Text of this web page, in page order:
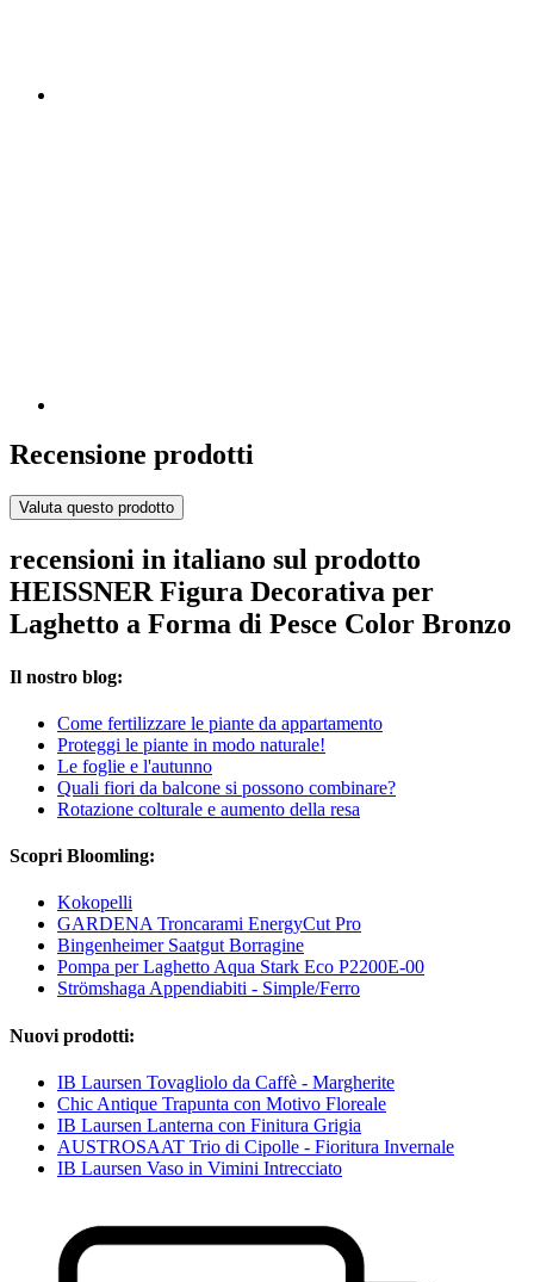
Recensione prodotti
Valuta questo prodotto
recensioni in italiano sul prodotto
HEISSNER Figura Decorativa per
Laghetto a Forma di Pesce Color Bronzo
Il nostro blog:
Come fertilizzare le piante da appartamento
Proteggi le piante in modo naturale!
Le foglie e l'autunno
Quali fiori da balcone si possono combinare?
Rotazione colturale e aumento della resa
Scopri Bloomling:
Kokopelli
GARDENA Troncarami EnergyCut Pro
Bingenheimer Saatgut Borragine
Pompa per Laghetto Aqua Stark Eco P2200E-00
Strömshaga Appendiabiti - Simple/Ferro
Nuovi prodotti:
IB Laursen Tovagliolo da Caffè - Margherite
Chic Antique Trapunta con Motivo Floreale
IB Laursen Lanterna con Finitura Grigia
AUSTROSAAT Trio di Cipolle - Fioritura Invernale
IB Laursen Vaso in Vimini Intrecciato